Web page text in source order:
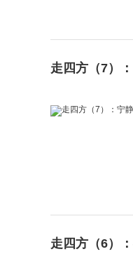
走四方（7）
走四方（6）